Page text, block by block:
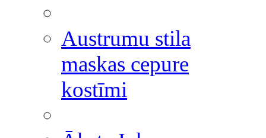
Austrumu stila
maskas cepure
kostīmi